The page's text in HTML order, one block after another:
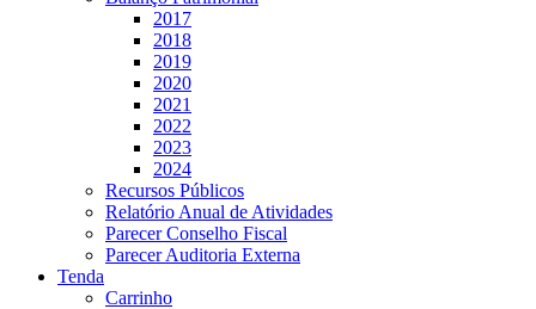
2017
2018
2019
2020
2021
2022
2023
2024
Recursos Públicos
Relatório Anual de Atividades
Parecer Conselho Fiscal
Parecer Auditoria Externa
Tenda
Carrinho